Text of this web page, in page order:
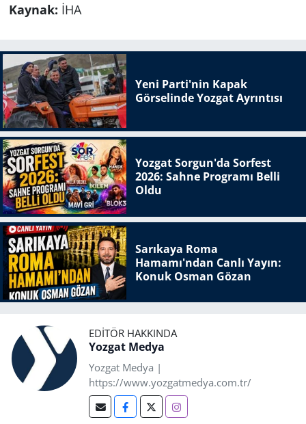
Kaynak: İHA
Yeni Parti'nin Kapak
Görselinde Yozgat Ayrıntısı
Yozgat Sorgun'da Sorfest
2026: Sahne Programı Belli
Oldu
Sarıkaya Roma
Hamamı'ndan Canlı Yayın:
Konuk Osman Gözan
EDITÖR HAKKINDA
Yozgat Medya
Yozgat Medya |
https://www.yozgatmedya.com.tr/